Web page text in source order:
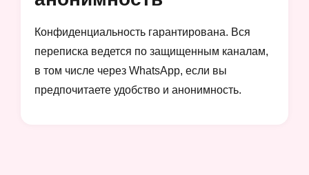
Конфиденциальность гарантирована. Вся
переписка ведется по защищенным каналам,
в том числе через WhatsApp, если вы
предпочитаете удобство и анонимность.